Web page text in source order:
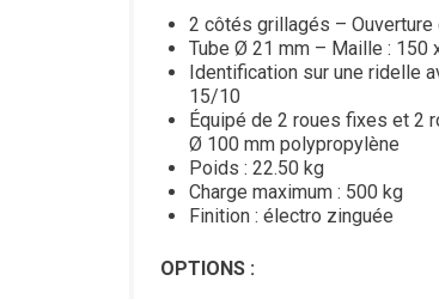
2 côtés grillagés – Ouverture
Tube Ø 21 mm – Maille : 150
Identification sur une ridelle
15/10
Équipé de 2 roues fixes et 2
Ø 100 mm polypropylène
Poids : 22.50 kg
Charge maximum : 500 kg
Finition : électro zinguée
OPTIONS :